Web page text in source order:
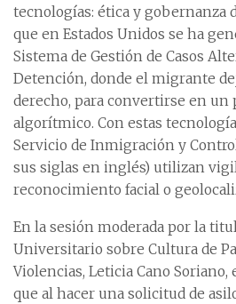
tecnologías: ética y gobernanza
que en Estados Unidos se ha
Sistema de Gestión de Casos
Detención, donde el migrante
derecho, para convertirse en un
algorítmico. Con estas
Servicio de Inmigración y
sus siglas en inglés) utilizan
reconocimiento facial o
En la sesión moderada por la
Universitario sobre Cultura de
Violencias, Leticia Cano
que al hacer una solicitud de